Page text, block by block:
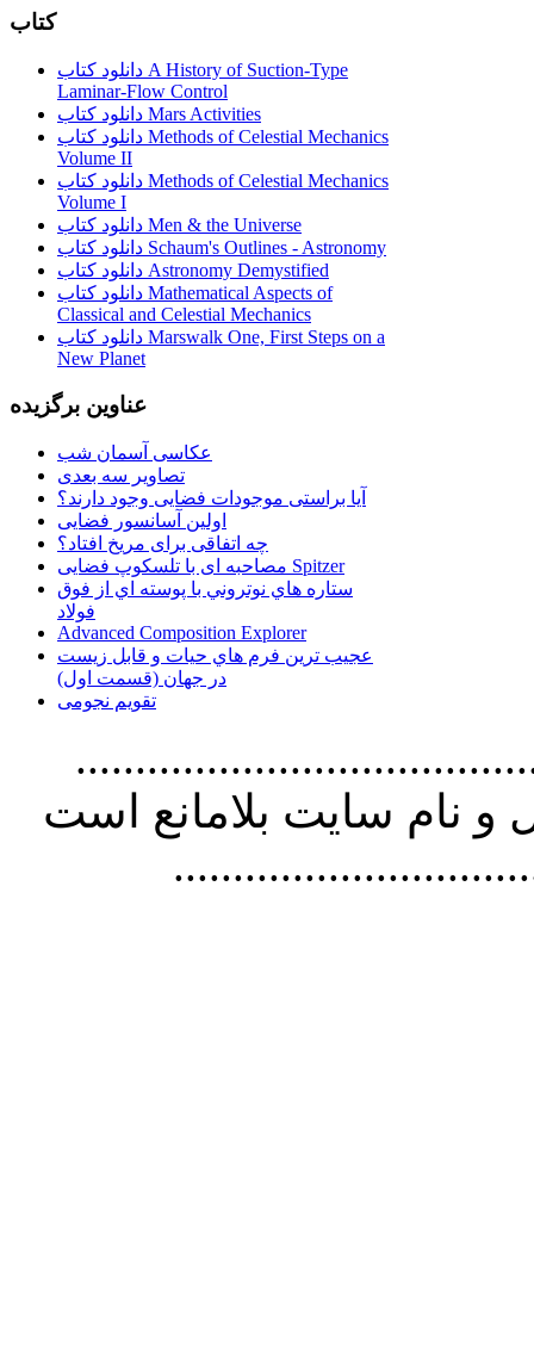
کتاب
دانلود کتاب A History of Suction-Type
Laminar-Flow Control
دانلود کتاب Mars Activities
دانلود کتاب Methods of Celestial Mechanics
Volume II
دانلود کتاب Methods of Celestial Mechanics
Volume I
دانلود کتاب Men & the Universe
دانلود کتاب Schaum's Outlines - Astronomy
دانلود کتاب Astronomy Demystified
دانلود کتاب Mathematical Aspects of
Classical and Celestial Mechanics
دانلود کتاب Marswalk One, First Steps on a
New Planet
عناوین برگزیده
عکاسی آسمان شب
تصاویر سه بعدی
آیا براستی موجودات فضایی وجود دارند؟
اولین آسانسور فضایی
چه اتفاقی برای مریخ افتاد؟
مصاحبه ای با تلسکوپ فضایی Spitzer
ستاره هاي نوتروني با پوسته اي از فوق
فولاد
Advanced Composition Explorer
عجیب ترین فرم هاي حيات و قابل زيست
در جهان (قسمت اول)
تقویم نجومی
استفاده از
نام سايت بلامانع است